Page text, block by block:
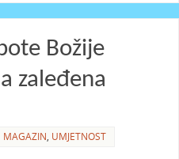
Božije
zaleđena
MAGAZIN, UMJETNOST